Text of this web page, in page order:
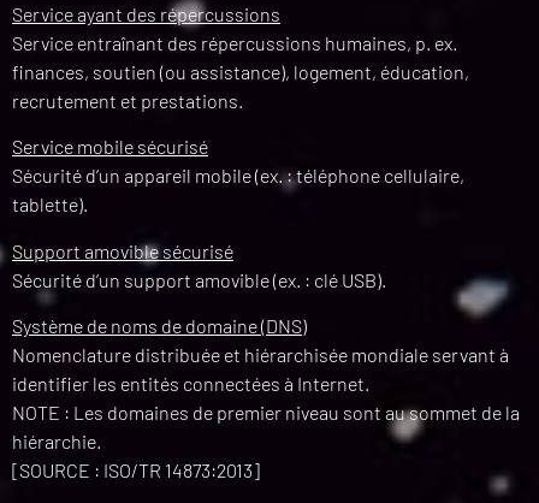
Service ayant des répercussions
Service entraînant des répercussions humaines, p. ex.
finances, soutien (ou assistance), logement, éducation,
recrutement et prestations.
Service mobile sécurisé
Sécurité d’un appareil mobile (ex. : téléphone cellulaire,
tablette).
Support amovible sécurisé
Sécurité d’un support amovible (ex. : clé USB).
Système de noms de domaine (DNS)
Nomenclature distribuée et hiérarchisée mondiale servant à
identifier les entités connectées à Internet.
NOTE : Les domaines de premier niveau sont au sommet de la
hiérarchie.
[SOURCE : ISO/TR 14873:2013]